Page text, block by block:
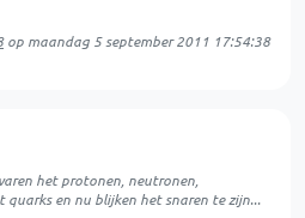
op maandag 5 september 2011 17:54:38
het protonen, neutronen,
en nu blijken het snaren te zijn...